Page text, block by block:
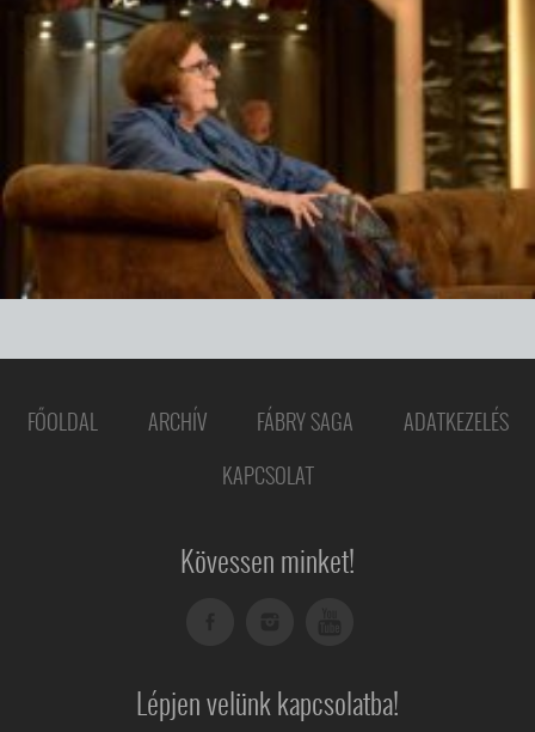
FŐOLDAL ARCHÍV FÁBRY SAGA
ADATKEZELÉS
KAPCSOLAT
Kövessen minket!
Lépjen velünk kapcsolatba!